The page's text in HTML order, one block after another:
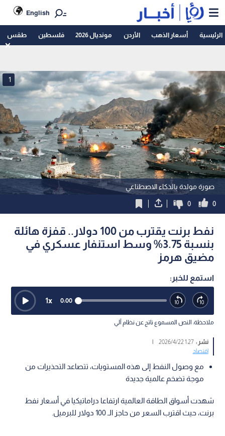
English
الرئيسية أسعار الذهب الأردن مونديال 2026 فلسطين طقس
صورة مولدة بالذكاء الاصطناعي
1
0
0
نفط برنت يقترب من 100 دولار.. قفزة هائلة
بنسبة 3.75% وسط استنفار عسكري في
مضيق هرمز
استمع للخبر:
0:00
1x
ملاحظة: النص المسموع ناتج عن نظام آلي
نشر :1:27 2026/4/22
|
اقتصاد
مع وصول النفط إلى هذه المستويات، تتصاعد التحذيرات من
موجة تضخم عالمية جديدة
شهدت أسواق الطاقة العالمية ارتفاعا دراماتيكيا في أسعار نفط
برنت، حيث اقترب السعر من حاجز الـ 100 دولار للبرميل.